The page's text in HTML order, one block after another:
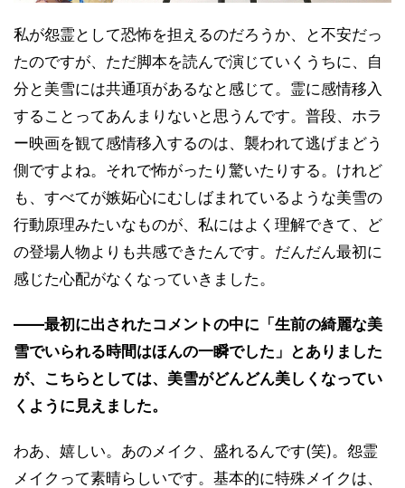
私が怨霊として恐怖を担えるのだろうか、と不安だっ
たのですが、ただ脚本を読んで演じていくうちに、自
分と美雪には共通項があるなと感じて。霊に感情移入
することってあんまりないと思うんです。普段、ホラ
ー映画を観て感情移入するのは、襲われて逃げまどう
側ですよね。それで怖がったり驚いたりする。けれど
も、すべてが嫉妬心にむしばまれているような美雪の
行動原理みたいなものが、私にはよく理解できて、ど
の登場人物よりも共感できたんです。だんだん最初に
感じた心配がなくなっていきました。
――最初に出されたコメントの中に「生前の綺麗な美
雪でいられる時間はほんの一瞬でした」とありました
が、こちらとしては、美雪がどんどん美しくなってい
くように見えました。
わあ、嬉しい。あのメイク、盛れるんです(笑)。怨霊
メイクって素晴らしいです。基本的に特殊メイクは、